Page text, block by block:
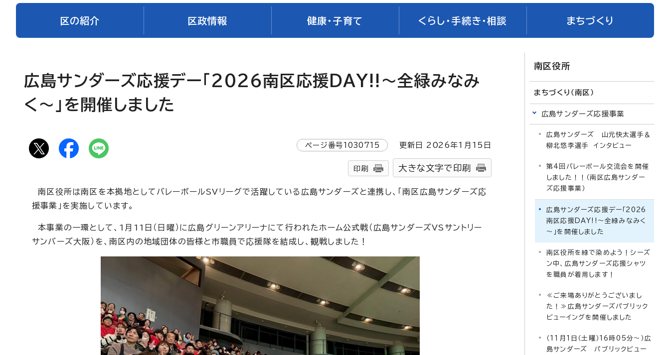
区の紹介 区政情報 健康・子育て くらし・手続き・相談 まちづくり
広島サンダーズ応援デー「2026南区応援DAY!!～全緑みなみ
く～」を開催しました
ページ番号1030715 更新日 2026年1月 15 日
印刷 大きな文字で印刷
南区役所は南区を本拠地としてバレーボールSVリーグで活躍している広島サンダーズと連携し、「南区広島サンダーズ応
援事業」を実施しています。
本事業の一環として、1月11日（日曜）に広島グリーンアリーナにて行われたホーム公式戦（広島サンダーズVSサントリー
サンバーズ大阪）を、南区内の地域団体の皆様と市職員で応援隊を結成し、観戦しました！
南区役所
まちづくり（南区）
広島サンダーズ応援事業
広島サンダーズ 山元快太選手＆
柳北悠李選手 インタビュー
第4回バレーボール交流会を開催
しました！！（南区広島サンダー
ズ応援事業）
広島サンダーズ応援デー「2026
南区応援DAY!!～全緑みなみく
～」を開催しました
南区役所を緑で染めよう！シーズ
ン中、広島サンダーズ応援シャツ
を職員が着用します！
≪ご来場ありがとうございまし
た！≫広島サンダーズパブリック
ビューイングを開催しました
（11月1日（土曜）16時05分～）広
島サンダーズ パブリックビュー